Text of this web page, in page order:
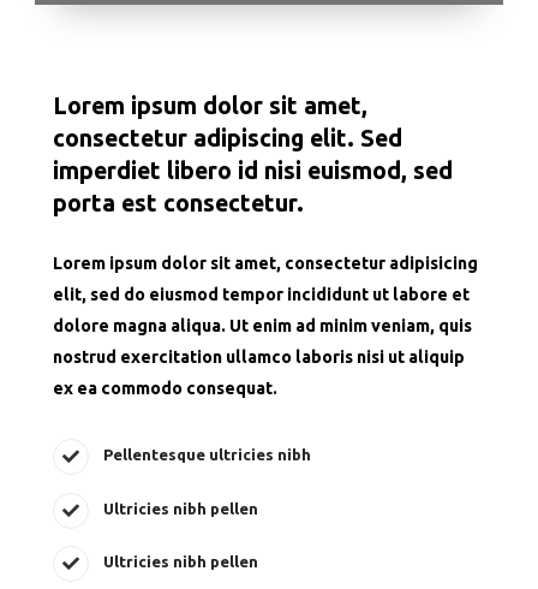
Lorem ipsum dolor sit amet,
consectetur adipiscing elit. Sed
imperdiet libero id nisi euismod, sed
porta est consectetur.
Lorem ipsum dolor sit amet, consectetur adipisicing
elit, sed do eiusmod tempor incididunt ut labore et
dolore magna aliqua. Ut enim ad minim veniam, quis
nostrud exercitation ullamco laboris nisi ut aliquip
ex ea commodo consequat.
Pellentesque ultricies nibh
Ultricies nibh pellen
Ultricies nibh pellen